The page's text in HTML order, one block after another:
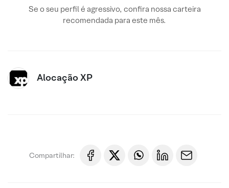
Se o seu perfil é agressivo, confira nossa carteira
recomendada para este mês.
Alocação XP
Compartilhar: